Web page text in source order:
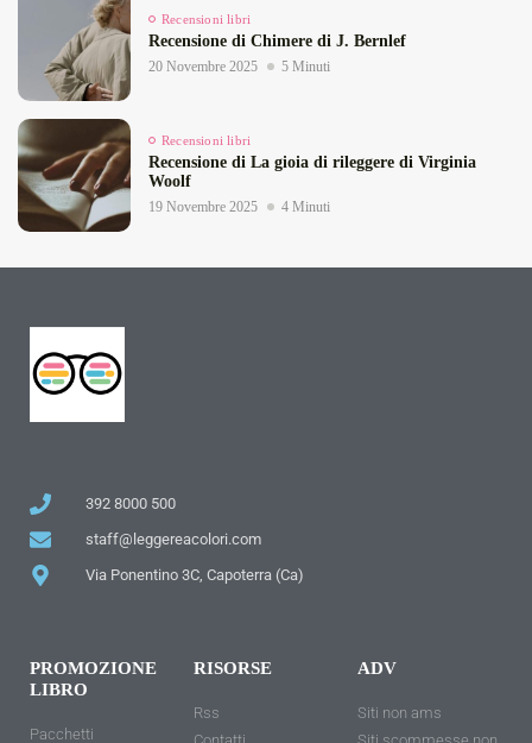
Recensioni libri
Recensione di Chimere di J. Bernlef
20 Novembre 2025 5 Minuti
Recensioni libri
Recensione di La gioia di rileggere di Virginia
Woolf
19 Novembre 2025 4 Minuti
392 8000 500
staff@leggereacolori.com
Via Ponentino 3C, Capoterra (Ca)
PROMOZIONE
LIBRO
Pacchetti
RISORSE
Rss
ADV
Siti non ams